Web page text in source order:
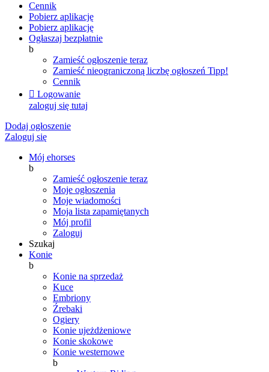
Cennik
Pobierz aplikację
Pobierz aplikację
Ogłaszaj bezpłatnie
b
Zamieść ogłoszenie teraz
Zamieść nieograniczoną liczbę ogłoszeń Tipp!
Cennik
 Logowanie
zaloguj się tutaj
Dodaj ogłoszenie
Zaloguj się
Mój ehorses
b
Zamieść ogłoszenie teraz
Moje ogłoszenia
Moje wiadomości
Moja lista zapamiętanych
Mój profil
Zaloguj
Szukaj
Konie
b
Konie na sprzedaż
Kuce
Embriony
Źrebaki
Ogiery
Konie ujeżdżeniowe
Konie skokowe
Konie westernowe
b